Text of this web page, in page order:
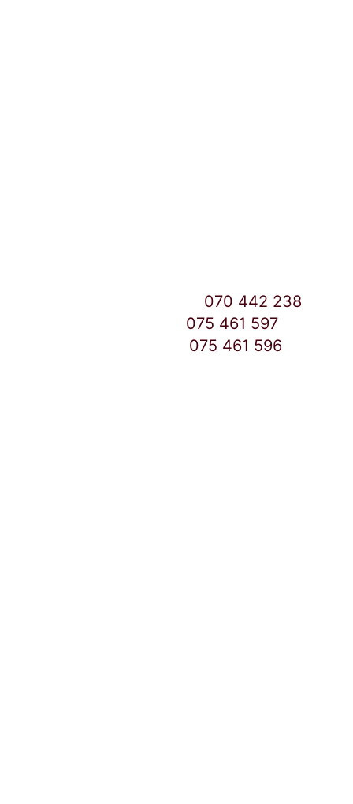
070 442 238
075 461 597
075 461 596